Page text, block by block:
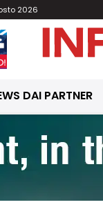
2026
DAI PARTNER